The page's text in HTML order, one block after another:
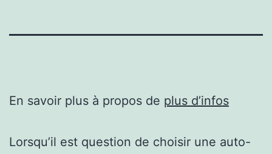
En savoir plus à propos de plus d’infos
Lorsqu’il est question de choisir une auto-